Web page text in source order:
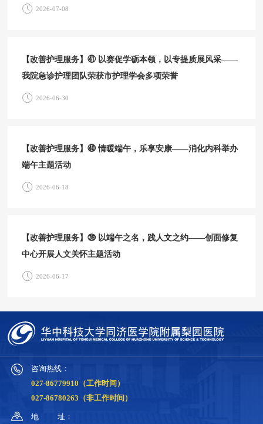
2026-07-08
【改善护理服务】㊶ 以赛促学砺本领，以专提质展风采——
我院急诊护理团队荣获市护理学会多项荣誉
2026-06-30
【改善护理服务】㊵ 情暖端午，乐享安康——消化内科举办
端午主题活动
2026-06-18
【改善护理服务】㊴ 以端午之名，践人文之约——创面修复
中心开展人文关怀主题活动
2026-06-17
咨询热线：
027-86779910（工作时间）
027-86780263（非工作时间）
地 址：